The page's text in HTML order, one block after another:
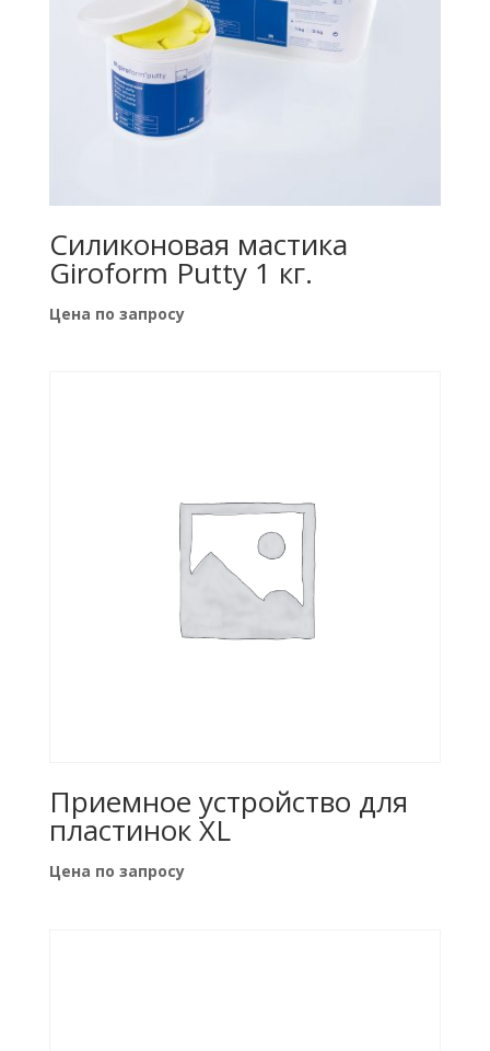
Силиконовая мастика
Giroform Putty 1 кг.
Цена по запросу
Приемное устройство для
пластинок XL
Цена по запросу